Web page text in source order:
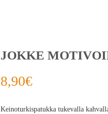
JOKKE
8,90€
Keinoturkispatukka tukevalla